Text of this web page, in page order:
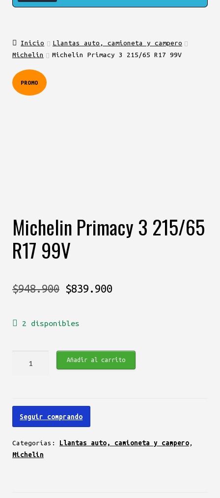
Inicio
Llantas auto, camioneta y campero
Michelin
Michelin Primacy 3 215/65 R17 99V
PROMO
Michelin Primacy 3 215/65
R17 99V
$948.900 El
original
$948.900.
$839.900El
$839.900.
2 disponibles
R17
99V
cantidad
Añadir al carrito
Seguir comprando
Categorías: Llantas auto, camioneta y campero,
Michelin